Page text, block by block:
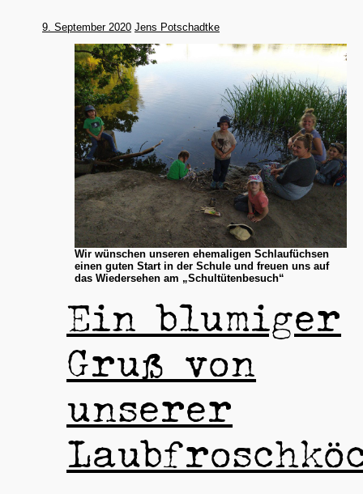
9. September 2020 Jens Potschadtke
Wir wünschen unseren ehemaligen Schlaufüchsen
einen guten Start in der Schule und freuen uns auf
das Wiedersehen am „Schultütenbesuch“
Ein blumiger
Gruß von
unserer